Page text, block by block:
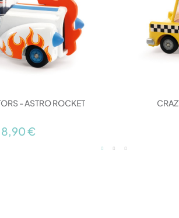
- ASTRO ROCKET
8,90 €